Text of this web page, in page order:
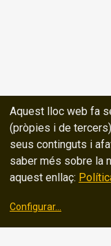
Aquest lloc web fa
(pròpies i de
seus continguts i
saber més sobre la
aquest enllaç:
Configurar...